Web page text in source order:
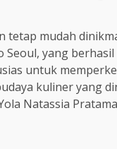
tetap mudah
Seoul, yang
untuk
kuliner yang
Natassia